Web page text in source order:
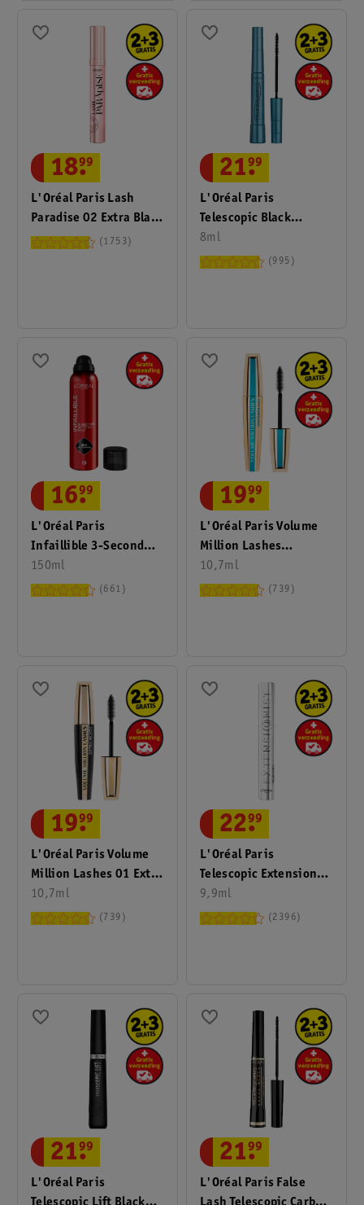
L'Oréal Paris Lash
Paradise 02 Extra Black
Mascara
18.
99
1753
L'Oréal Paris
Telescopic Black
Waterproof Mascara
8ml
21.
99
995
L'Oréal Paris
Infaillible 3-Second
Setting Mist
150ml
16.
99
661
L'Oréal Paris Volume
Million Lashes
Waterproof Black
Mascara
10,7ml
19.
99
739
L'Oréal Paris Volume
Million Lashes 01 Extra
Black Mascara
10,7ml
19.
99
739
L'Oréal Paris
Telescopic Extensionist
Mascara
9,9ml
22.
99
2396
L'Oréal Paris
21.
99
L'Oréal Paris False
21.
99